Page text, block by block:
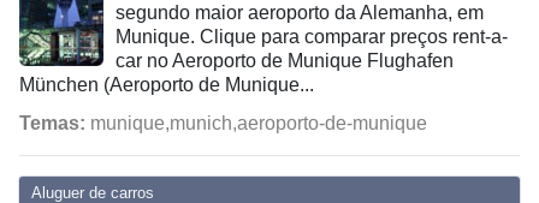
Aluguer de carros
segundo maior aeroporto da Alemanha, em
Munique. Clique para comparar preços rent-a-
car no Aeroporto de Munique Flughafen
München (Aeroporto de Munique...
Temas: munique,munich,aeroporto-de-munique